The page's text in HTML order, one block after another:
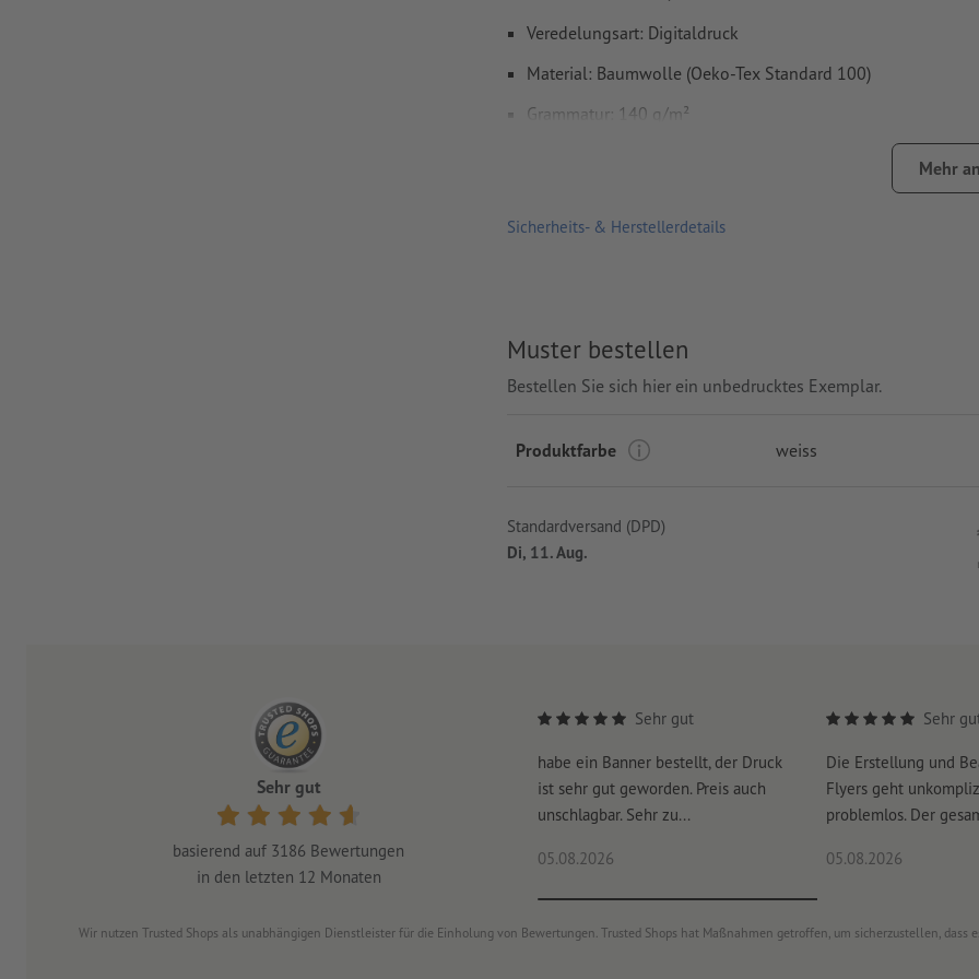
Veredelungsart: Digitaldruck
Material: Baumwolle (Oeko-Tex Standard 100)
Grammatur: 140 g/m²
Mehr
Sicherheits- & Herstellerdetails
Muster bestellen
Bestellen Sie sich hier ein unbedrucktes Exemplar.
Produktfarbe weiss
Standardversand (DPD)
Di, 11. Aug.
Sehr gut
basierend auf 3186 Bewertungen
in den letzten 12 Monaten
Sehr gut
habe ein Banner bestellt, der Druck
ist sehr gut geworden. Preis auch
unschlagbar. Sehr zu...
05.08.2026
Sehr
Die Erstellung und
Flyers geht
problemlos. Der
05.08.2026
Wir nutzen Trusted Shops als unabhängigen Dienstleister für die Einholung von Bewertungen. Trusted Shops hat Maßnahmen getroffen, um sicherzustellen, dass